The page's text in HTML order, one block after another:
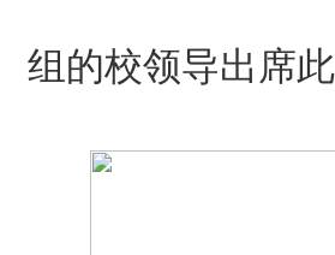
组的校领导出席此